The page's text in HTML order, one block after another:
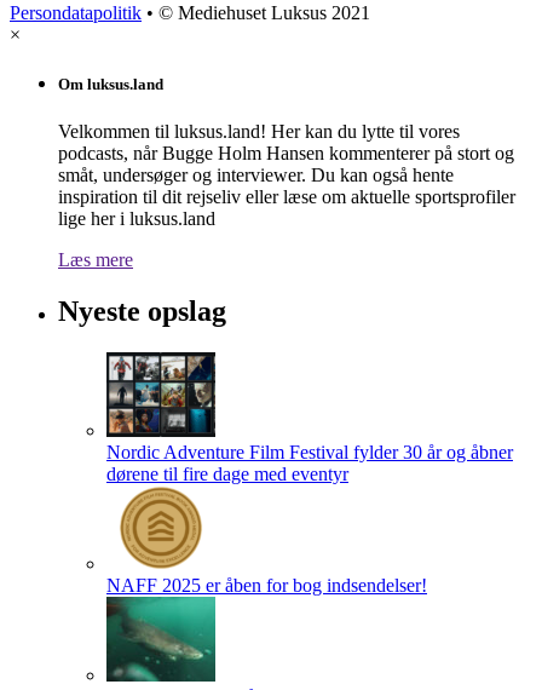
Persondatapolitik • © Mediehuset Luksus 2021
×
Om luksus.land
Velkommen til luksus.land! Her kan du lytte til vores
podcasts, når Bugge Holm Hansen kommenterer på stort og
småt, undersøger og interviewer. Du kan også hente
inspiration til dit rejseliv eller læse om aktuelle sportsprofiler
lige her i luksus.land
Læs mere
Nyeste opslag
Nordic Adventure Film Festival fylder 30 år og åbner
dørene til fire dage med eventyr
NAFF 2025 er åben for bog indsendelser!